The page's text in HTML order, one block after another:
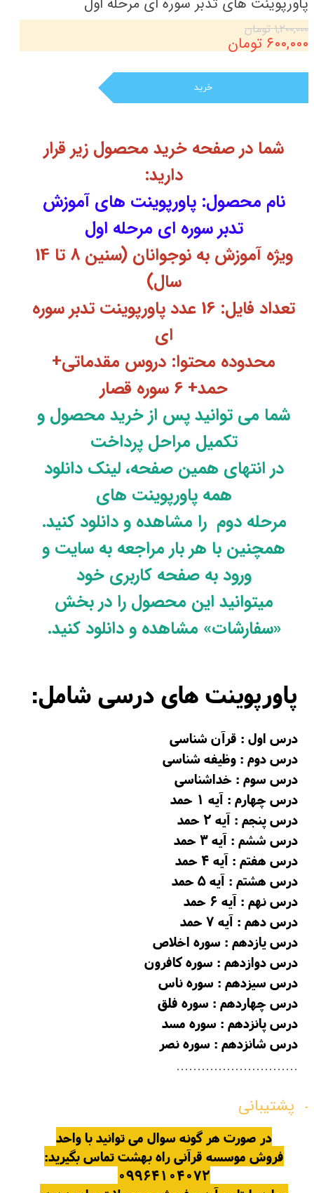
۱,۲۰۰,۰۰۰ تومان
۶۰۰,۰۰۰ تومان
خرید
شما در صفحه خرید محصول زیر قرار
دارید:
نام محصول: پاورپوینت های آموزش
تدبر سوره ای مرحله اول
ویژه آموزش به نوجوانان (سنین 8 تا 14
سال)
تعداد فایل: 16 عدد پاورپوینت تدبر سوره
ای
محدوده محتوا: دروس مقدماتی+
حمد+ 6 سوره قصار
شما می توانید پس از خرید محصول و
تکمیل مراحل پرداخت
در انتهای همین صفحه، لینک دانلود
همه پاورپوینت های
مرحله دوم را مشاهده و دانلود کنید.
همچنین با هر بار مراجعه به سایت و
ورود به صفحه کاربری خود
میتوانید این محصول را در بخش
«سفارشات» مشاهده و دانلود کنید.
پاورپوینت های درسی شامل:
درس اول : قرآن شناسی
درس دوم : وظیفه شناسی
درس سوم : خداشناسی
درس چهارم : آیه 1 حمد
درس پنجم : آیه 2 حمد
درس ششم : آیه 3 حمد
درس هفتم : آیه 4 حمد
درس هشتم : آیه 5 حمد
درس نهم : آیه 6 حمد
درس دهم : آیه 7 حمد
درس یازدهم : سوره اخلاص
درس دوازدهم : سوره کافرون
درس سیزدهم : سوره ناس
درس چهاردهم : سوره فلق
درس پانزدهم : سوره مسد
درس شانزدهم : سوره نصر
.............................
پشتیبانی
در صورت هر گونه سوال می توانید با واحد
فروش موسسه قرآنی راه بهشت تماس بگیرید:
09964104072